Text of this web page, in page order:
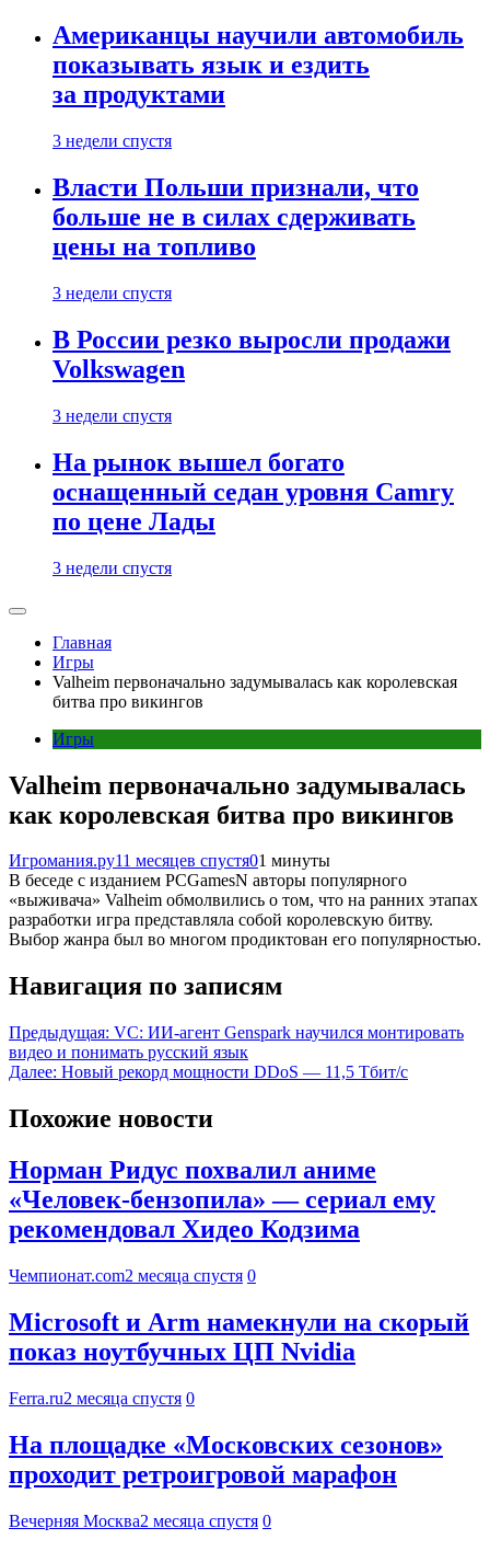
Американцы научили автомобиль
показывать язык и ездить
за продуктами
3 недели спустя
Власти Польши признали, что
больше не в силах сдерживать
цены на топливо
3 недели спустя
В России резко выросли продажи
Volkswagen
3 недели спустя
На рынок вышел богато
оснащенный седан уровня Camry
по цене Лады
3 недели спустя
Главная
Игры
Valheim первоначально задумывалась как королевская
битва про викингов
Игры
Valheim первоначально задумывалась
как королевская битва про викингов
Игромания.ру11 месяцев спустя01 минуты
В беседе с изданием PCGamesN авторы популярного
«выживача» Valheim обмолвились о том, что на ранних этапах
разработки игра представляла собой королевскую битву.
Выбор жанра был во многом продиктован его популярностью.
Навигация по записям
Предыдущая: VC: ИИ-агент Genspark научился монтировать
видео и понимать русский язык
Далее: Новый рекорд мощности DDoS — 11,5 Тбит/с
Похожие новости
Норман Ридус похвалил аниме
«Человек-бензопила» — сериал ему
рекомендовал Хидео Кодзима
Чемпионат.com2 месяца спустя 0
Microsoft и Arm намекнули на скорый
показ ноутбучных ЦП Nvidia
Ferra.ru2 месяца спустя 0
На площадке «Московских сезонов»
проходит ретроигровой марафон
Вечерняя Москва2 месяца спустя 0